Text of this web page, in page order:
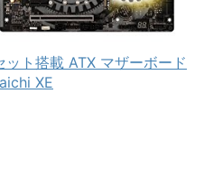
ト搭載 ATX マザーボード
XE